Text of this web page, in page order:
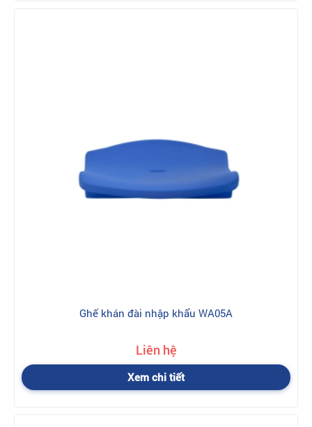
Ghế khán đài nhập khẩu WA05A
Liên hệ
Xem chi tiết